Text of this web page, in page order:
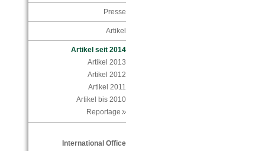
Presse
Artikel
Artikel seit 2014
Artikel 2013
Artikel 2012
Artikel 2011
Artikel bis 2010
Reportage
International Office